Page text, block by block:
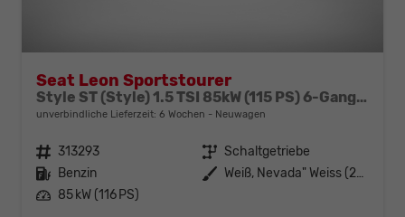
Seat Leon Sportstourer
Style ST (Style) 1.5 TSI 85kW (115 PS) 6-Gang Schaltgetriebe
unverbindliche Lieferzeit: 6 Wochen Neuwagen
Fahrzeugnr. 313293 Getriebe Schaltgetriebe
Kraftstoff Benzin Außenfarbe
Weiß, Nevada" Weiss (2Y)"
Leistung 85 kW (116 PS)